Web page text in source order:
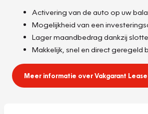
Activering van de auto op uw
Mogelijkheid van een
Lager maandbedrag dankzij
Makkelijk, snel en direct geregeld
Meer informatie over Vakgarant Lease